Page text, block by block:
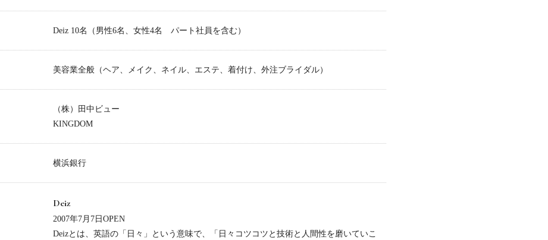
Deiz 10名（男性6名、女性4名 パート社員を含む）
美容業全般（ヘア、メイク、ネイル、エステ、着付け、外注ブライダル）
（株）田中ビュー
KINGDOM
横浜銀行
Deiz
2007年7月7日OPEN
Deizとは、英語の「日々」という意味で、「日々コツコツと技術と人間性を磨いていこ